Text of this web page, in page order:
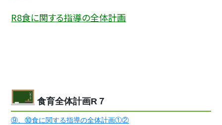
R8食に関する指導の全体計画
食育全体計画R７
⑨、⑩食に関する指導の全体計画①②